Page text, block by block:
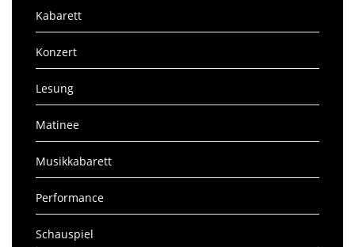
Kabarett
Konzert
Lesung
Matinee
Musikkabarett
Performance
Schauspiel